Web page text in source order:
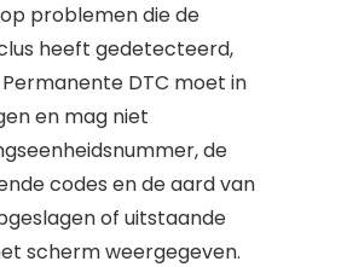
problemen die de
heeft gedetecteerd,
DTC moet in
en mag niet
de
codes en de aard van
of uitstaande
scherm weergegeven.